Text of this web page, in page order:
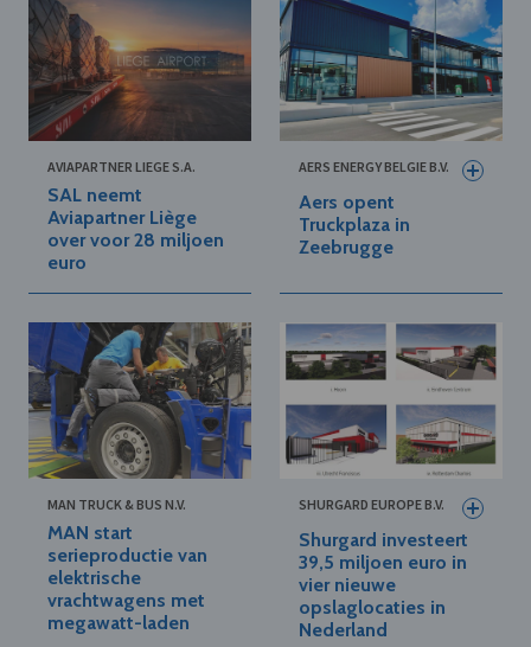
AVIAPARTNER LIEGE S.A.
SAL neemt
Aviapartner Liège
over voor 28 miljoen
euro
AERS ENERGY BELGIE B.V.
Aers opent
Truckplaza in
Zeebrugge
MAN TRUCK & BUS N.V.
MAN start
serieproductie van
elektrische
vrachtwagens met
megawatt-laden
SHURGARD EUROPE B.V.
Shurgard investeert
39,5 miljoen euro in
vier nieuwe
opslaglocaties in
Nederland